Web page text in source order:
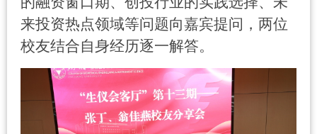
来投资热点领域等问题向嘉宾提问，两位
校友结合自身经历逐一解答。